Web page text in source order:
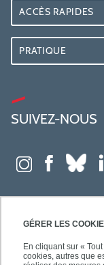
GÉRER LES
En cliquant sur «
cookies, autres que
ACCÈS RAPIDES
PRATIQUE
SUIVEZ-NOUS